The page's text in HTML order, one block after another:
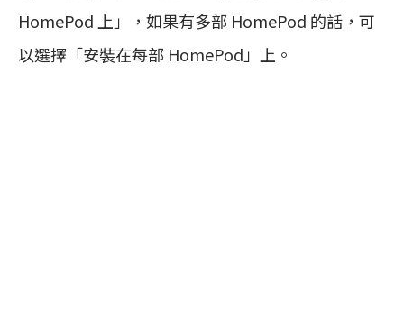
HomePod 上」，如果有多部 HomePod 的話，可
以選擇「安裝在每部 HomePod」上。